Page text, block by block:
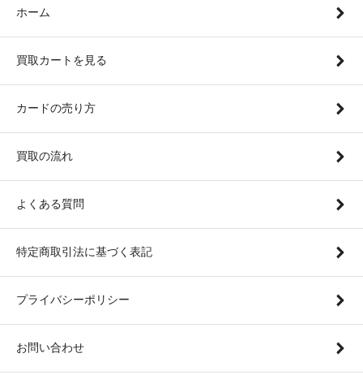
ホーム
買取カートを見る
カードの売り方
買取の流れ
よくある質問
特定商取引法に基づく表記
プライバシーポリシー
お問い合わせ